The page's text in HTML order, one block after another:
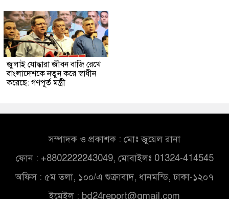
জুলাই যোদ্ধারা জীবন বাজি রেখে
বাংলাদেশকে নতুন করে স্বাধীন
করেছে: গণপূর্ত মন্ত্রী
সম্পাদক ও প্রকাশক : মোঃ জুয়েল রানা
ফোন : +8802222243049, মোবাইলঃ 01324-414545
অফিস : ৫ম তলা, ১০০/এ শুক্রাবাদ, ধানমন্ডি, ঢাকা-১২০৭
ইমেইল : bd24report@gmail.com